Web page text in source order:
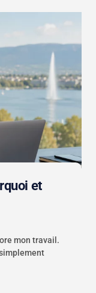
et
mon travail.